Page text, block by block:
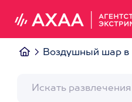
Воздушный шар в